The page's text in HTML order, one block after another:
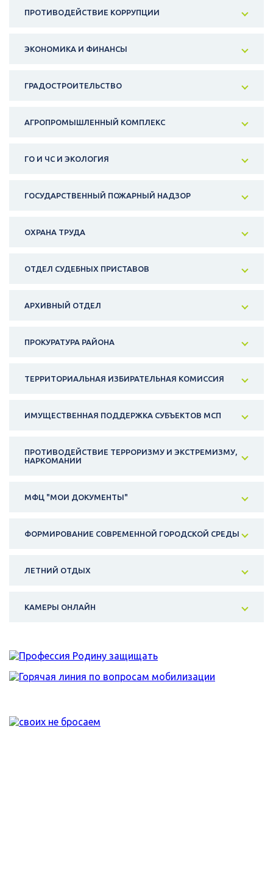
ПРОТИВОДЕЙСТВИЕ КОРРУПЦИИ
ЭКОНОМИКА И ФИНАНСЫ
ГРАДОСТРОИТЕЛЬСТВО
АГРОПРОМЫШЛЕННЫЙ КОМПЛЕКС
ГО И ЧС И ЭКОЛОГИЯ
ГОСУДАРСТВЕННЫЙ ПОЖАРНЫЙ НАДЗОР
ОХРАНА ТРУДА
ОТДЕЛ СУДЕБНЫХ ПРИСТАВОВ
АРХИВНЫЙ ОТДЕЛ
ПРОКУРАТУРА РАЙОНА
ТЕРРИТОРИАЛЬНАЯ ИЗБИРАТЕЛЬНАЯ КОМИССИЯ
ИМУЩЕСТВЕННАЯ ПОДДЕРЖКА СУБЪЕКТОВ МСП
ПРОТИВОДЕЙСТВИЕ ТЕРРОРИЗМУ И ЭКСТРЕМИЗМУ,
НАРКОМАНИИ
МФЦ "МОИ ДОКУМЕНТЫ"
ФОРМИРОВАНИЕ СОВРЕМЕННОЙ ГОРОДСКОЙ СРЕДЫ
ЛЕТНИЙ ОТДЫХ
КАМЕРЫ ОНЛАЙН